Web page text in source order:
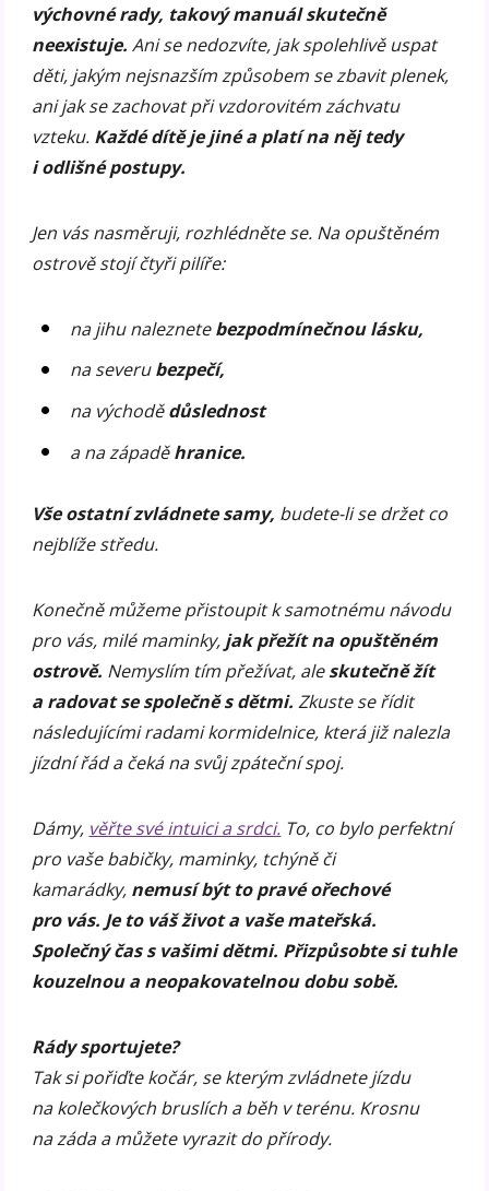
výchovné rady, takový manuál skutečně
neexistuje. Ani se nedozvíte, jak spolehlivě uspat
děti, jakým nejsnazším způsobem se zbavit plenek,
ani jak se zachovat při vzdorovitém záchvatu
vzteku. Každé dítě je jiné a platí na něj tedy
i odlišné postupy.
Jen vás nasměruji, rozhlédněte se. Na opuštěném
ostrově stojí čtyři pilíře:
na jihu naleznetebezpodmínečnou lásku,
na severubezpečí,
na východědůslednost
a na západěhranice.
Vše ostatní zvládnete samy, budete-li se držet co
nejblíže středu.
Konečně můžeme přistoupit k samotnému návodu
pro vás, milé maminky, jak přežít na opuštěném
ostrově. Nemyslím tím přežívat, aleskutečně žít
a radovat se společně s dětmi. Zkuste se řídit
následujícími radami kormidelnice, která již nalezla
jízdní řád a čeká na svůj zpáteční spoj.
Dámy, věřte své intuici a srdci. To, co bylo perfektní
pro vaše babičky, maminky, tchýně či
kamarádky, nemusí být to pravé ořechové
pro vás. Je to váš život a vaše mateřská.
Společný čas s vašimi dětmi. Přizpůsobte si tuhle
kouzelnou a neopakovatelnou dobu sobě.
Rády sportujete?
Tak si pořiďte kočár, se kterým zvládnete jízdu
na kolečkových bruslích a běh v terénu. Krosnu
na záda a můžete vyrazit do přírody.